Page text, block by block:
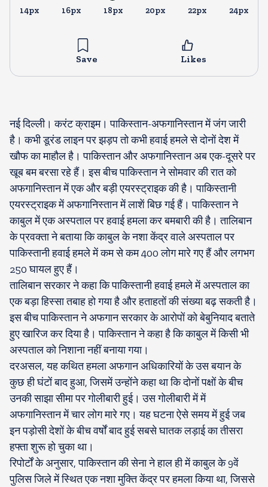
14px 16px 18px 20px 22px 24px
Save Likes
नई दिल्ली। करंट क्राइम। पाकिस्तान-अफगानिस्तान में जंग जारी
है। कभी डूरंड लाइन पर झड़प तो कभी हवाई हमले से दोनों देश में
खौफ का माहौल है। पाकिस्तान और अफगानिस्तान अब एक-दूसरे पर
खूब बम बरसा रहे हैं। इस बीच पाकिस्तान ने सोमवार की रात को
अफगानिस्तान में एक और बड़ी एयरस्ट्राइक की है। पाकिस्तानी
एयरस्ट्राइक में अफगानिस्तान में लाशें बिछ गई हैं। पाकिस्तान ने
काबुल में एक अस्पताल पर हवाई हमला कर बमबारी की है। तालिबान
के प्रवक्ता ने बताया कि काबुल के नशा केंद्र वाले अस्पताल पर
पाकिस्तानी हवाई हमले में कम से कम 400 लोग मारे गए हैं और लगभग
250 घायल हुए हैं।
तालिबान सरकार ने कहा कि पाकिस्तानी हवाई हमले में अस्पताल का
एक बड़ा हिस्सा तबाह हो गया है और हताहतों की संख्या बढ़ सकती है।
इस बीच पाकिस्तान ने अफगान सरकार के आरोपों को बेबुनियाद बताते
हुए खारिज कर दिया है। पाकिस्तान ने कहा है कि काबुल में किसी भी
अस्पताल को निशाना नहीं बनाया गया।
दरअसल, यह कथित हमला अफगान अधिकारियों के उस बयान के
कुछ ही घंटों बाद हुआ, जिसमें उन्होंने कहा था कि दोनों पक्षों के बीच
उनकी साझा सीमा पर गोलीबारी हुई। उस गोलीबारी में में
अफगानिस्तान में चार लोग मारे गए। यह घटना ऐसे समय में हुई जब
इन पड़ोसी देशों के बीच वर्षों बाद हुई सबसे घातक लड़ाई का तीसरा
हफ्ता शुरू हो चुका था।
रिपोर्टों के अनुसार, पाकिस्तान की सेना ने हाल ही में काबुल के 9वें
पुलिस जिले में स्थित एक नशा मुक्ति केंद्र पर हमला किया था, जिससे